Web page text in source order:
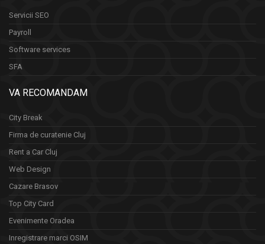
Servicii SEO
Payroll
Software services
SFA
VA RECOMANDAM
City Break
Firma de curatenie Cluj
Rent a Car Cluj
Web Design
Cazare Brasov
Top City Card
Evenimente Oradea
Inregistrare marci OSIM